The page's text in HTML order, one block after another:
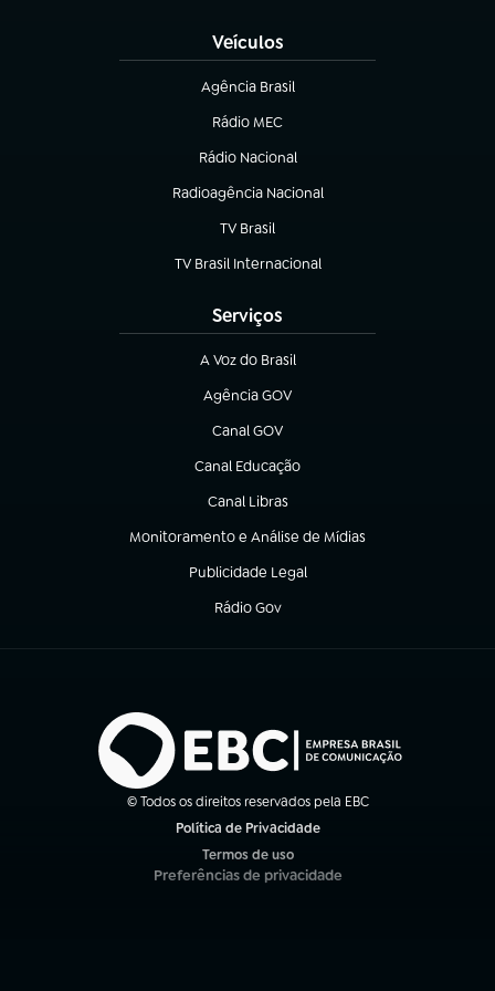
Veículos
Agência Brasil
(abre em nova aba)
Rádio MEC
(abre em nova aba)
Rádio Nacional
Radioagência Nacional
(abre em nova aba)
TV Brasil
(abre em nova aba)
TV Brasil Internacional
(abre em nova aba)
Serviços
A Voz do Brasil
(abre em nova aba)
Agência GOV
(abre em nova aba)
Canal GOV
(abre em nova aba)
Canal Educação
(abre em nova aba)
Canal Libras
(abre em nova aba)
Monitoramento e Análise de Mídias
(abre em nova aba)
Publicidade Legal
(abre em nova aba)
Rádio Gov
(abre em nova aba)
© Todos os direitos reservados pela EBC
Política de Privacidade
Termos de uso
(abre em nova aba)
Preferências de privacidade